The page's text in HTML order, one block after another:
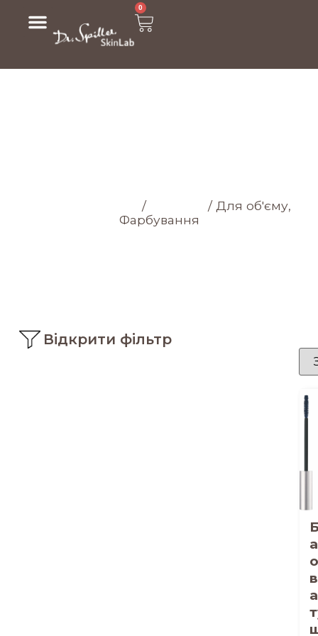
0
/ / Для об'єму,
Фарбування
Відкрити фільтр
о
в
а